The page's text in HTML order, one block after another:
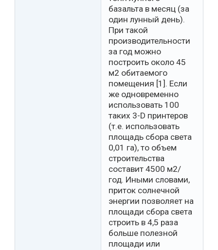
базальта в месяц (за
один лунный день).
При такой
производительности
за год можно
построить около 45
м2 обитаемого
помещения [1]. Если
же одновременно
использовать 100
таких 3-D принтеров
(т.е. использовать
площадь сбора света
0,01 га), то объем
строительства
составит 4500 м2/
год. Иными словами,
приток солнечной
энергии позволяет на
площади сбора света
строить в 4,5 раза
больше полезной
площади или